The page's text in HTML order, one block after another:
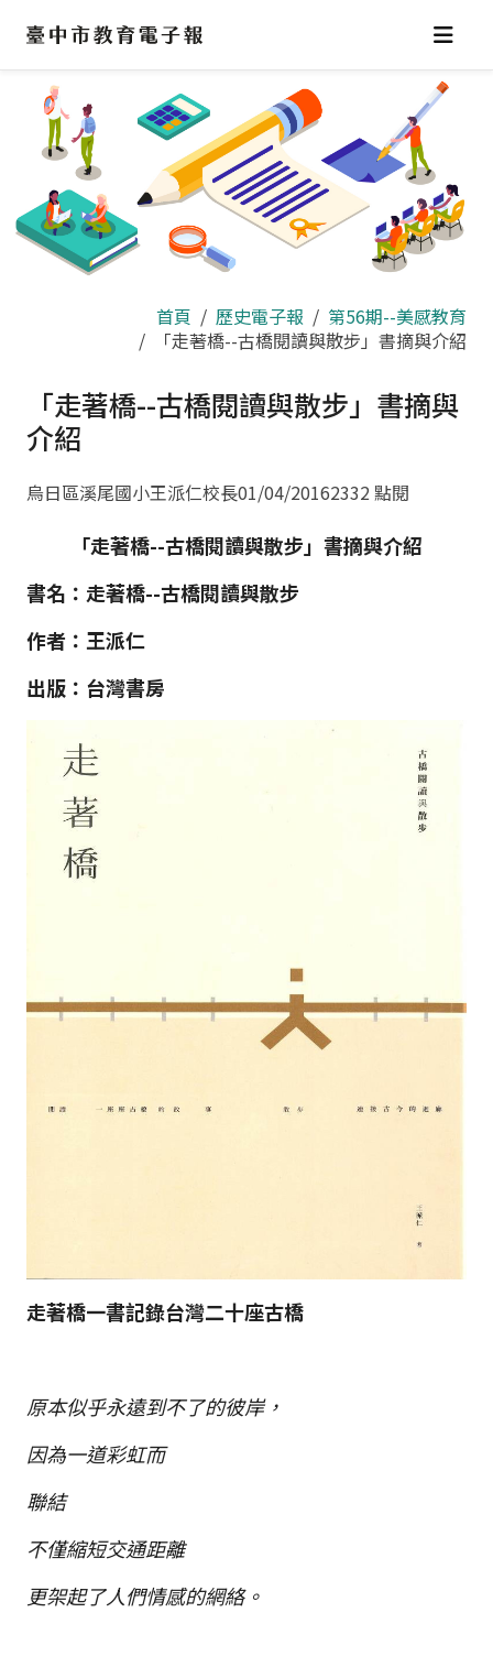
區
首頁 歷史電子報
第56期--美感教育
「走著橋--古橋閱讀與散步」書摘與介紹
「走著橋--古橋閱讀與散步」書摘與
介紹
烏日區溪尾國小王派仁校長01/04/20162332 點閱
「走著橋--古橋閱讀與散步」書摘與介紹
書名 ： 走著橋--古橋閱讀與散步
作者 ： 王派仁
出版 ： 台灣書房
走著橋一書記錄台灣二十座古橋
原本似乎永遠到不了的彼岸，
因為一道彩虹而
聯結
不僅縮短交通距離
更架起了人們情感的網絡。